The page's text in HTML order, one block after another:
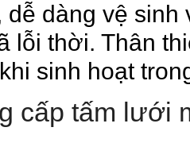
dễ dàng vệ
lỗi thời. Thân
sinh hoạt
cấp tấm lưới